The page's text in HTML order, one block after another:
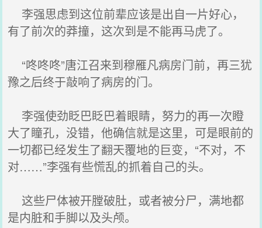
李强思虑到这位前辈应该是出自一片好心，
有了前次的莽撞，这次到是不能再马虎了。
“咚咚咚”唐江召来到穆雁凡病房门前，再三犹
豫之后终于敲响了病房的门。
李强使劲眨巴眨巴着眼睛，努力的再一次瞪
大了瞳孔，没错，他确信就是这里，可是眼前的
一切都已经发生了翻天覆地的巨变，“不对，不
对……”李强有些慌乱的抓着自己的头。
这些尸体被开膛破肚，或者被分尸，满地都
是内脏和手脚以及头颅。